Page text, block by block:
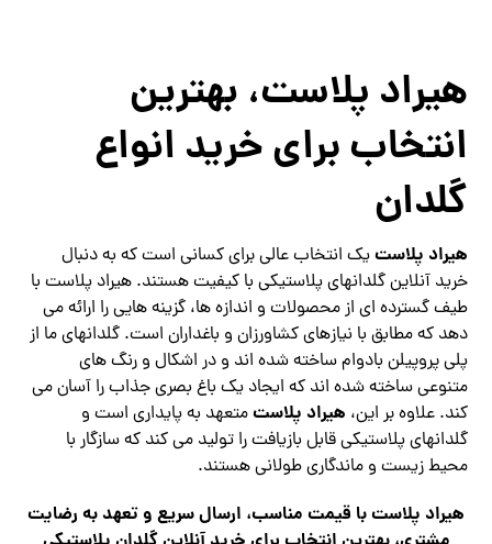
هیراد پلاست، بهترین
انتخاب برای خرید انواع
گلدان
هیراد پلاستیک انتخاب عالی برای کسانی است که به دنبال
خرید آنلاین گلدانهای پلاستیکی با کیفیت هستند. هیراد پلاست با
طیف گسترده ای از محصولات و اندازه ها، گزینه هایی را ارائه می
دهد که مطابق با نیازهای کشاورزان و باغداران است. گلدانهای ما از
پلی پروپیلن بادوام ساخته شده اند و در اشکال و رنگ های
متنوعی ساخته شده اند که ایجاد یک باغ بصری جذاب را آسان می
کند. علاوه بر این، هیراد پلاستمتعهد به پایداری است و
گلدانهای پلاستیکی قابل بازیافت را تولید می کند که سازگار با
محیط زیست و ماندگاری طولانی هستند.
هیراد پلاست با قیمت مناسب، ارسال سریع و تعهد به رضایت